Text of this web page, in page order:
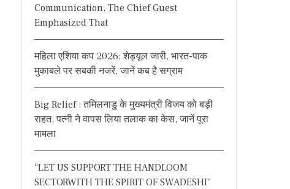
Communication, The Chief Guest
Emphasized That
महिला एशिया कप 2026: शेड्यूल जारी, भारत-पाक
मुकाबले पर सबकी नजरें, जानें कब है सग्राम
Big Relief : तमिलनाडु के मुख्यमंत्री विजय को बड़ी
राहत, पत्नी ने वापस लिया तलाक का केस, जानें पूरा
मामला
“LET US SUPPORT THE HANDLOOM
SECTORWITH THE SPIRIT OF SWADESHI”